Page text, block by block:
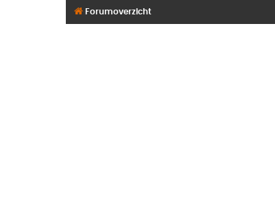
Forumoverzicht